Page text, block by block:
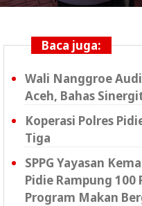
Baca juga:
Wali Nanggroe
Aceh, Bahas
Koperasi Polres
Tiga
SPPG Yayasan
Pidie Rampung 100
Program Makan